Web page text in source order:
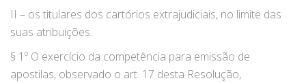
II – os titulares dos cartórios extrajudiciais, no limite das
suas atribuições.
§ 1º O exercício da competência para emissão de
apostilas, observado o art. 17 desta Resolução,